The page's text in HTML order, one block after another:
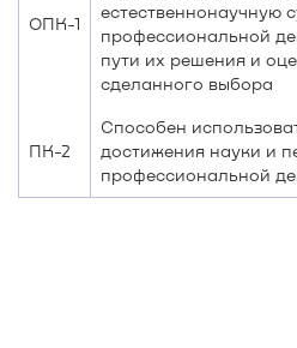
ОПК-1
естественнонаучную
профессиональной
пути их решения и
сделанного выбора
ПК-2
Способен
достижения науки и
профессиональной